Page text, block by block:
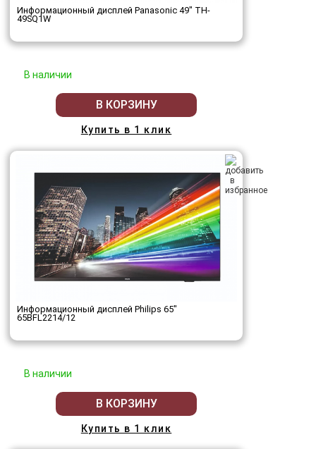
Информационный дисплей Panasonic 49" TH-
49SQ1W
В наличии
В КОРЗИНУ
Купить в 1 клик
Информационный дисплей Philips 65"
65BFL2214/12
В наличии
В КОРЗИНУ
Купить в 1 клик